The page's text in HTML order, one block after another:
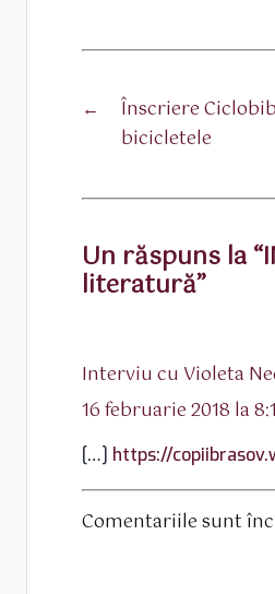
←
Înscriere
bicicletele
Un răspuns la
literatură”
Interviu cu Violeta
16 februarie 2018 la
[…] https://
Comentariile sunt